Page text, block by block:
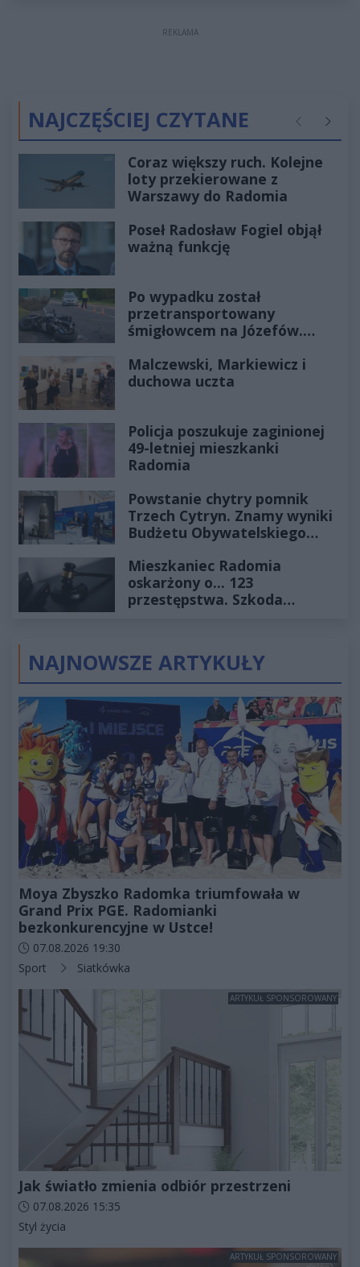
REKLAMA
NAJCZĘŚCIEJ CZYTANE Poprzednie
Coraz większy ruch. Kolejne
loty przekierowane z
Warszawy do Radomia
Poseł Radosław Fogiel objął
ważną funkcję
Po wypadku został
przetransportowany
śmigłowcem na Józefów.
Malczewski, Markiewicz i
duchowa uczta
Policja poszukuje zaginionej
49-letniej mieszkanki
Radomia
Powstanie chytry pomnik
Trzech Cytryn. Znamy wyniki
Budżetu Obywatelskiego
Mieszkaniec Radomia
oskarżony o... 123
przestępstwa. Szkoda
NAJNOWSZE ARTYKUŁY
Moya Zbyszko Radomka triumfowała w
Grand Prix PGE. Radomianki
bezkonkurencyjne w Ustce!
Data dodania artykułu:
07.08.2026 19:30
Kategorie artykułu:
Sport Siatkówka
ARTYKUŁ SPONSOROWANY
Jak światło zmienia odbiór przestrzeni
Data dodania artykułu:
07.08.2026 15:35
Kategorie artykułu:
Styl życia
ARTYKUŁ SPONSOROWANY